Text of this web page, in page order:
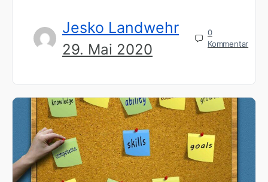
Jesko Landwehr
29. Mai 2020
0
Kommentar